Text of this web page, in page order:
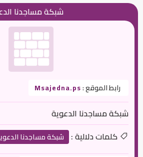
شبكة مساجدنا
رابط الموقع :Msajedna.ps
شبكة مساجدنا الدعوية
كلمات دلالية :
شبكة مساجدنا